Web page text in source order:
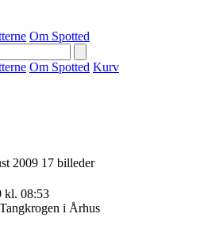
Om Spotted
Om Spotted Kurv
2009 17 billeder
kl. 08:53
i Århus